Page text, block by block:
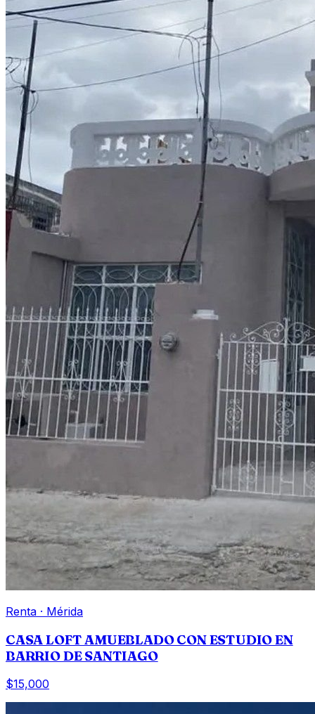
Renta · Mérida
CASA LOFT AMUEBLADO CON ESTUDIO EN
BARRIO DE SANTIAGO
$15,000